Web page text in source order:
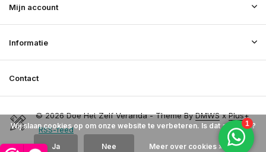
Mijn account
Informatie
Contact
© 2026 Doe Het Zelf Veranda - Theme ByDMWSxPlus+
RSS-feed
Wij slaan cookies op om onze website te verbeteren. Is dat akkoord?
Ja Nee Meer over cookies »